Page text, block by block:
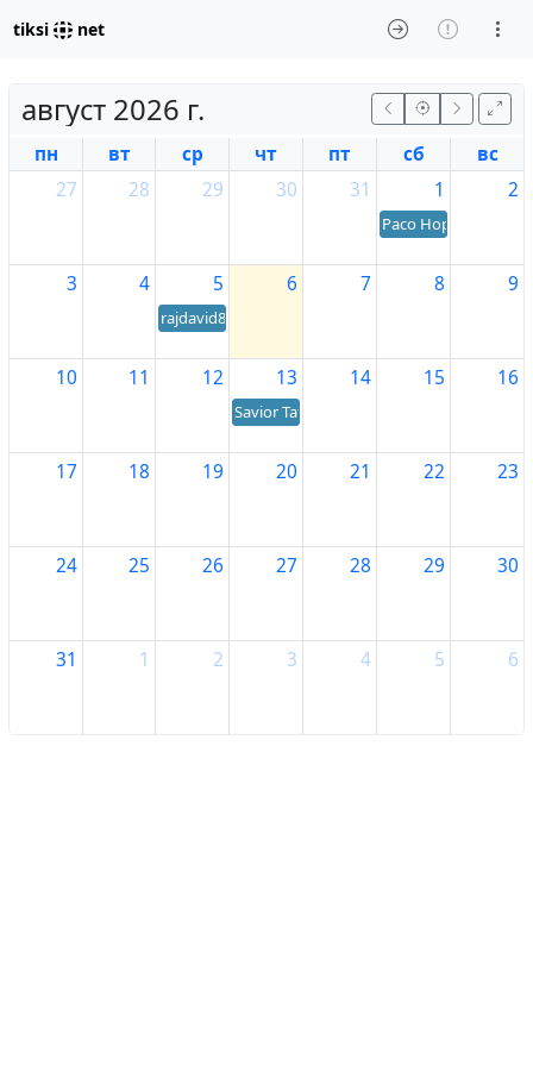
tiksi net
август 2026 г.
пн вт ср чт пт сб
вс
27
28 29 30 31 1
Paco Hope's birthday
2
3 4 5
rajdavid841's birthday
6 7 8 9
10 11 12 13
Savior Taf's birthday
14 15 16
17 18 19 20 21 22 23
24 25 26 27 28 29 30
31 1 2 3 4 5 6